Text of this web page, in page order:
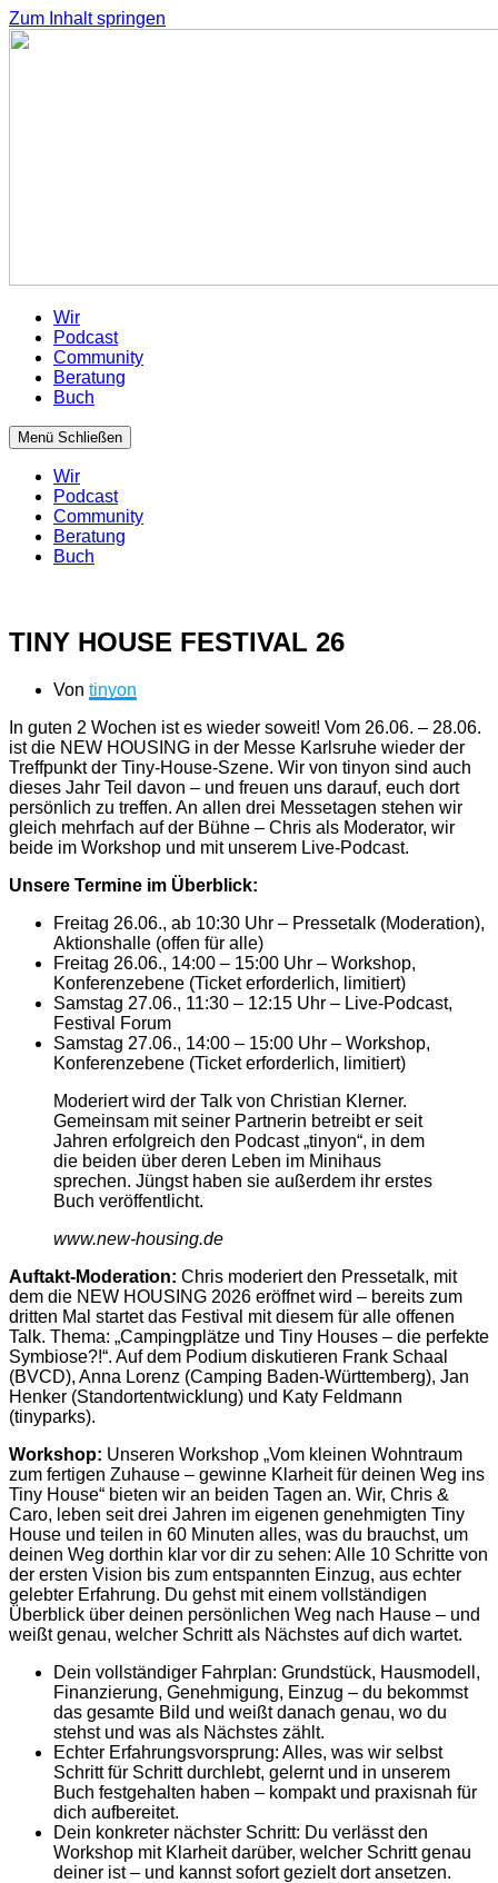
Zum Inhalt springen
Wir
Podcast
Community
Beratung
Buch
Menü Schließen
Wir
Podcast
Community
Beratung
Buch
TINY HOUSE FESTIVAL 26
Von tinyon
In guten 2 Wochen ist es wieder soweit! Vom 26.06. – 28.06.
ist die NEW HOUSING in der Messe Karlsruhe wieder der
Treffpunkt der Tiny-House-Szene. Wir von tinyon sind auch
dieses Jahr Teil davon – und freuen uns darauf, euch dort
persönlich zu treffen. An allen drei Messetagen stehen wir
gleich mehrfach auf der Bühne – Chris als Moderator, wir
beide im Workshop und mit unserem Live-Podcast.
Unsere Termine im Überblick:
Freitag 26.06., ab 10:30 Uhr – Pressetalk (Moderation),
Aktionshalle (offen für alle)
Freitag 26.06., 14:00 – 15:00 Uhr – Workshop,
Konferenzebene (Ticket erforderlich, limitiert)
Samstag 27.06., 11:30 – 12:15 Uhr – Live-Podcast,
Festival Forum
Samstag 27.06., 14:00 – 15:00 Uhr – Workshop,
Konferenzebene (Ticket erforderlich, limitiert)
Moderiert wird der Talk von Christian Klerner.
Gemeinsam mit seiner Partnerin betreibt er seit
Jahren erfolgreich den Podcast „tinyon“, in dem
die beiden über deren Leben im Minihaus
sprechen. Jüngst haben sie außerdem ihr erstes
Buch veröffentlicht.
www.new-housing.de
Auftakt-Moderation: Chris moderiert den Pressetalk, mit
dem die NEW HOUSING 2026 eröffnet wird – bereits zum
dritten Mal startet das Festival mit diesem für alle offenen
Talk. Thema: „Campingplätze und Tiny Houses – die perfekte
Symbiose?!“. Auf dem Podium diskutieren Frank Schaal
(BVCD), Anna Lorenz (Camping Baden-Württemberg), Jan
Henker (Standortentwicklung) und Katy Feldmann
(tinyparks).
Workshop: Unseren Workshop „Vom kleinen Wohntraum
zum fertigen Zuhause – gewinne Klarheit für deinen Weg ins
Tiny House“ bieten wir an beiden Tagen an. Wir, Chris &
Caro, leben seit drei Jahren im eigenen genehmigten Tiny
House und teilen in 60 Minuten alles, was du brauchst, um
deinen Weg dorthin klar vor dir zu sehen: Alle 10 Schritte von
der ersten Vision bis zum entspannten Einzug, aus echter
gelebter Erfahrung. Du gehst mit einem vollständigen
Überblick über deinen persönlichen Weg nach Hause – und
weißt genau, welcher Schritt als Nächstes auf dich wartet.
Dein vollständiger Fahrplan: Grundstück, Hausmodell,
Finanzierung, Genehmigung, Einzug – du bekommst
das gesamte Bild und weißt danach genau, wo du
stehst und was als Nächstes zählt.
Echter Erfahrungsvorsprung: Alles, was wir selbst
Schritt für Schritt durchlebt, gelernt und in unserem
Buch festgehalten haben – kompakt und praxisnah für
dich aufbereitet.
Dein konkreter nächster Schritt: Du verlässt den
Workshop mit Klarheit darüber, welcher Schritt genau
deiner ist – und kannst sofort gezielt dort ansetzen.